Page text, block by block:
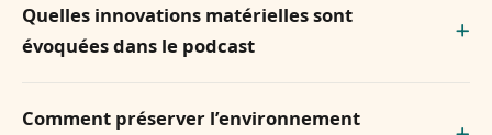
Quelles innovations matérielles sont
évoquées dans le podcast
Comment préserver l’environnement